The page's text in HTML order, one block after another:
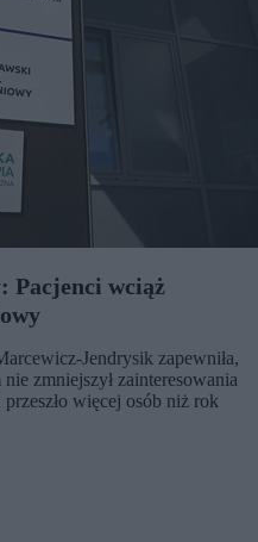
Pacjenci wciąż
Jendrysik zapewniła,
zmniejszył zainteresowania
więcej osób niż rok